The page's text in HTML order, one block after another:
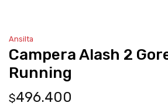
Ansilta
Campera Alash 2
Running
$496.400